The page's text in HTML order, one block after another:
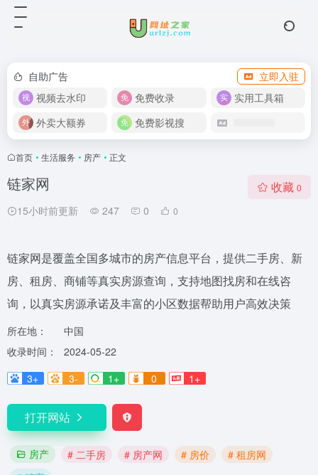
自助广告
立即入驻
视频去水印
免费收录
实用工具箱
外卖大额券
免费影视搜
首页 • 生活服务 • 房产 • 正文
链家网
15小时前更新 247 0 0
收藏 0
链家网是覆盖全国多城市的房产信息平台，提供二手房、新
房、租房、商铺等真实房源查询，支持地图找房和在线咨
询，以真实房源承诺及丰富的小区数据帮助用户高效决策
所在地：
中国
收录时间：
2024-05-22
3+
3- 1+ 0 1+
打开网站
房产 # 二手房 # 房产网 # 房价
# 租房网